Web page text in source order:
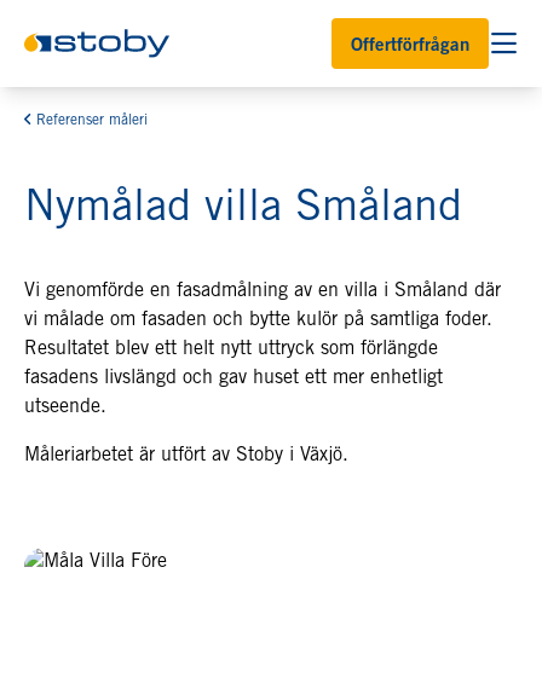
Offertförfrågan
Referenser måleri
Nymålad villa Småland
Vi genomförde en fasadmålning av en villa i Småland där
vi målade om fasaden och bytte kulör på samtliga foder.
Resultatet blev ett helt nytt uttryck som förlängde
fasadens livslängd och gav huset ett mer enhetligt
utseende.
Måleriarbetet är utfört av Stoby i Växjö.